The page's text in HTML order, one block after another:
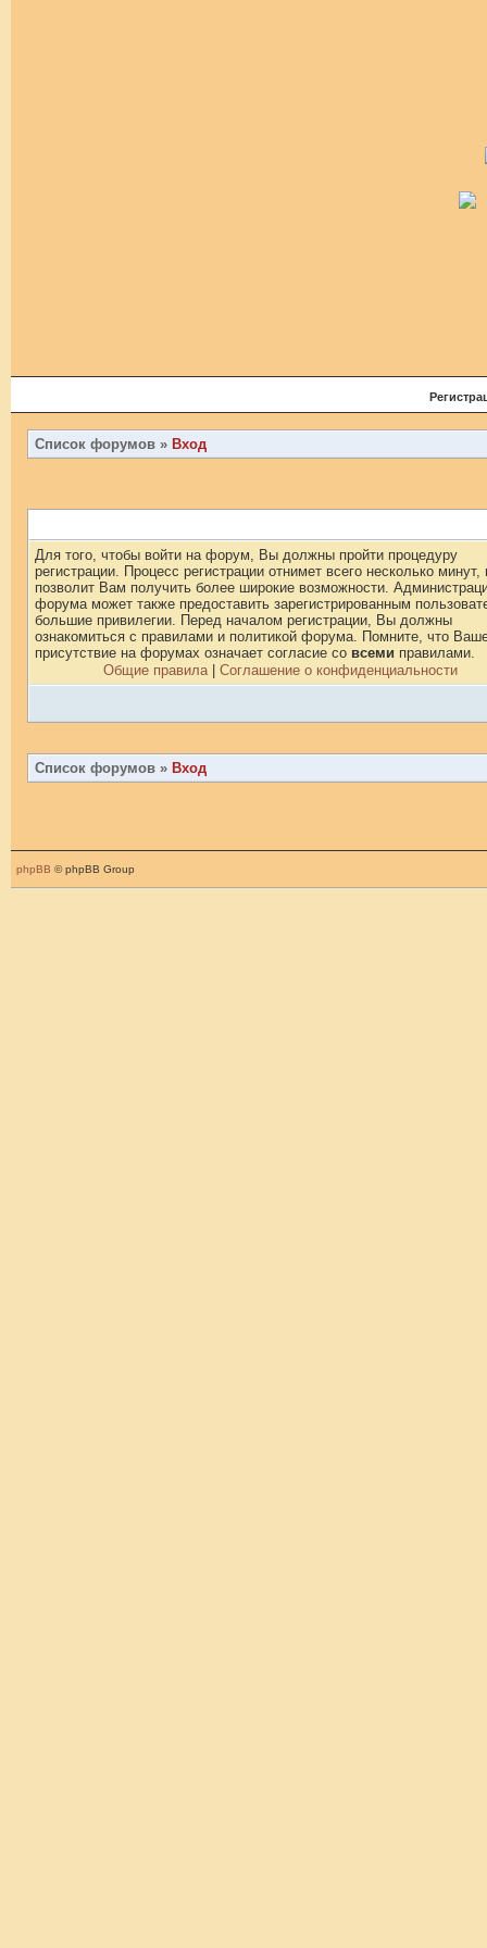
Список форумов » Вход
Для того, чтобы войти на форум, Вы должны пройти процедуру
регистрации. Процесс регистрации отнимет всего несколько минут,
позволит Вам получить более широкие возможности.
форума может также предоставить зарегистрированным
большие привилегии. Перед началом регистрации, Вы должны
ознакомиться с правилами и политикой форума. Помните, что
присутствие на форумах означает согласие со всеми правилами.
Общие правила| Соглашение о конфиденциальности
Список форумов » Вход
phpBB © phpBB Group